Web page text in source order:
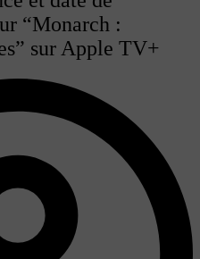
“Monarch :
sur Apple TV+